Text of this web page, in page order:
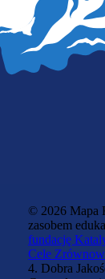
© 2026 Mapa
zasobem
fundację
Cele
4. Dobra